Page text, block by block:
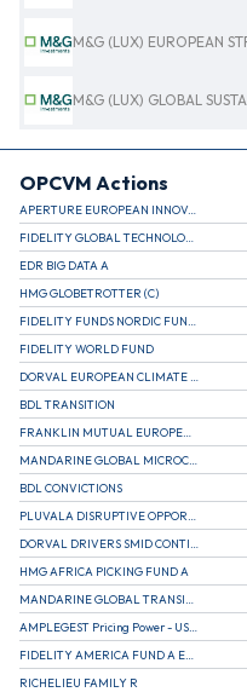
M&G (LUX) EUROPEAN
M&G (LUX) GLOBAL
OPCVM Actions
APERTURE EUROPEAN INNOVATION
EDR BIG DATA A
HMG GLOBETROTTER (C)
FIDELITY WORLD FUND
BDL TRANSITION
BDL CONVICTIONS
HMG AFRICA PICKING FUND A
RICHELIEU FAMILY R